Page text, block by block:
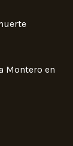
Montero en